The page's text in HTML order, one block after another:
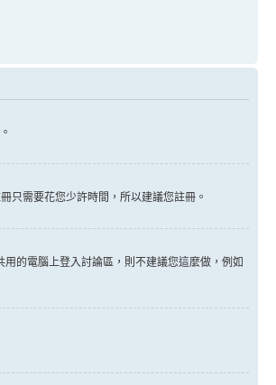
只需要花您少許時間，所以建議您註冊。
的電腦上登入討論區，則不建議您這麼做，例如